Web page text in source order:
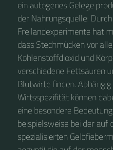
ein autogenes Gelege
der Nahrungsquelle:
Freilandexperimente hat
dass Stechmücken vor
Kohlenstoffdioxid und
verschiedene Fettsäuren
Blutwirte finden.
Wirtsspezifität können
eine besondere
beispielsweise bei der auf
spezialisierten